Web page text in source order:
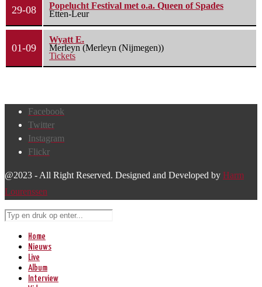
29-08
Popelucht Festival met o.a. Queen of Spades
Etten-Leur
01-09
Wyatt E.
Merleyn (Merleyn (Nijmegen))
Tickets
Facebook
Twitter
Instagram
Flickr
@2023 - All Right Reserved. Designed and Developed by Harm
Lourenssen
Home
Nieuws
Live
Album
Interview